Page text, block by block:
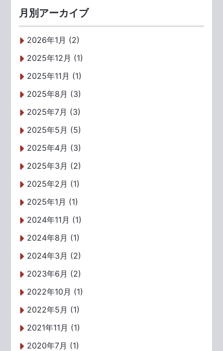
月別アーカイブ
2026年1月 (2)
2025年12月 (1)
2025年11月 (1)
2025年8月 (3)
2025年7月 (3)
2025年5月 (5)
2025年4月 (3)
2025年3月 (2)
2025年2月 (1)
2025年1月 (1)
2024年11月 (1)
2024年8月 (1)
2024年3月 (2)
2023年6月 (2)
2022年10月 (1)
2022年5月 (1)
2021年11月 (1)
2020年7月 (1)